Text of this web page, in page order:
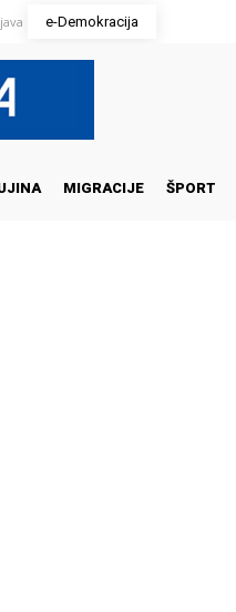
e-Demokracija
MIGRACIJE ŠPORT